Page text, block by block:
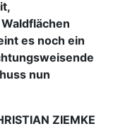
es noch ein
nun
ZIEMKE